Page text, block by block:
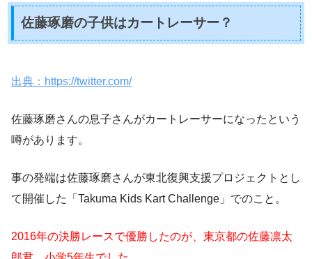
佐藤琢磨の子供はカートレーサー？
出典：https://twitter.com/
佐藤琢磨さんの息子さんがカートレーサーになったという
噂があります。
事の発端は佐藤琢磨さんが東北復興支援プロジェクトとし
て開催した「Takuma Kids Kart Challenge」でのこと。
2016年の決勝レースで優勝したのが、東京都の佐藤凛太